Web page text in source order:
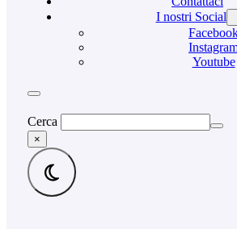
I nostri Social
Youtube
Cerca
×